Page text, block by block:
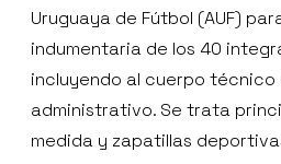
Uruguaya de Fútbol (AUF)
indumentaria de los 40
incluyendo al cuerpo técnico
administrativo. Se trata
medida y zapatillas